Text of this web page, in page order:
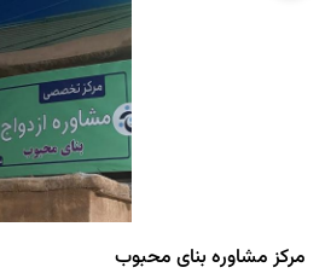
مرکز مشاوره بنای محبوب